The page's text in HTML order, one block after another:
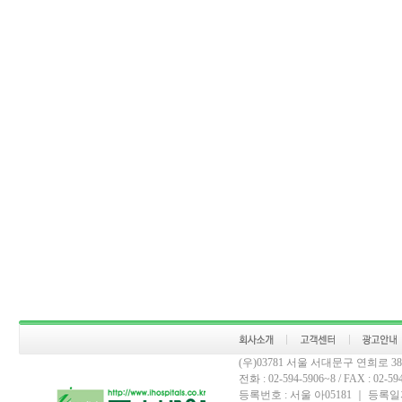
(우)03781 서울 서대문구 연희로
전화 : 02-594-5906~8 / FAX : 02-
등록번호 : 서울 아05181 ｜ 등록